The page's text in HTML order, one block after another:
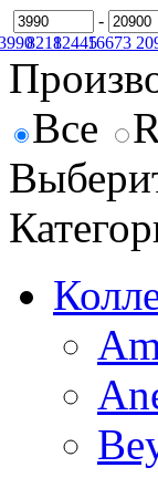
-
82181244516673
Все